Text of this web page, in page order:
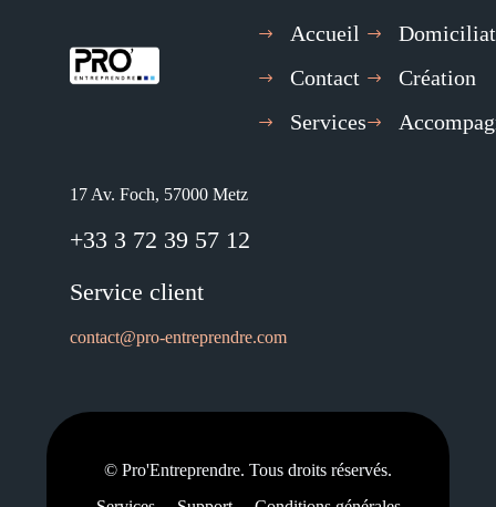
Accueil
Contact
Services
Création
17 Av. Foch, 57000 Metz
+33 3 72 39 57 12
Service client
contact@pro-entreprendre.com
© Pro'Entreprendre. Tous droits réservés.